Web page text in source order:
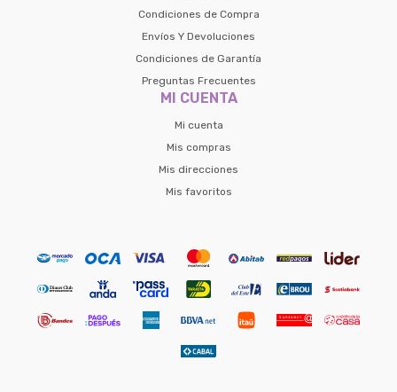
Condiciones de Compra
Envíos Y Devoluciones
Condiciones de Garantía
Preguntas Frecuentes
MI CUENTA
Mi cuenta
Mis compras
Mis direcciones
Mis favoritos